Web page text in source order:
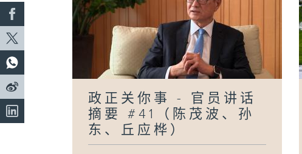
政正关你事 - 官员讲话
摘要 #41（陈茂波、孙
东、丘应桦）